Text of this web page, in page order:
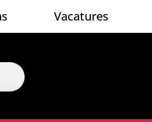
Vacatures